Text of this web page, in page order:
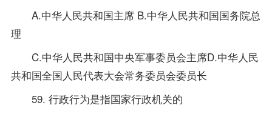
A.中华人民共和国主席 B.中华人民共和国国务院总
理
C.中华人民共和国中央军事委员会主席D.中华人民
共和国全国人民代表大会常务委员会委员长
59. 行政行为是指国家行政机关的